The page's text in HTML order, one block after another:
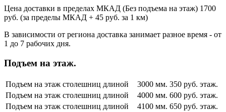
Цена доставки в пределах МКАД (Без подъема на этаж) 1700
руб. (за пределы МКАД + 45 руб. за 1 км)
В зависимости от региона доставка занимает разное время - от
1 до 7 рабочих дня.
Подъем на этаж.
Подъем на этаж столешниц длиной 3000 мм. 350 руб. этаж.
Подъем на этаж столешниц длиной
4000 мм. 600 руб. этаж.
Подъем на этаж столешниц длиной
4100 мм. 650 руб. этаж.